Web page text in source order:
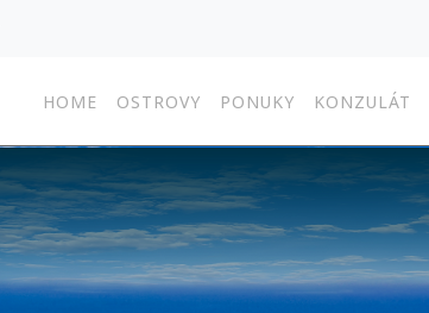
HOME OSTROVY PONUKY KONZULÁT